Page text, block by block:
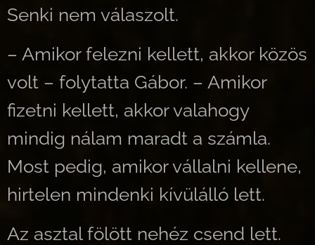
Senki nem válaszolt.
– Amikor felezni kellett, akkor közös
volt – folytatta Gábor. – Amikor
fizetni kellett, akkor valahogy
mindig nálam maradt a számla.
Most pedig, amikor vállalni kellene,
hirtelen mindenki kívülálló lett.
Az asztal fölött nehéz csend lett.